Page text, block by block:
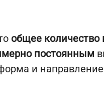
общее количество
постоянным
и направление